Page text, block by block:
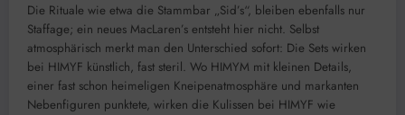
Die Rituale wie etwa die Stammbar „Sid’s“, bleiben ebenfalls nur
Staffage; ein neues MacLaren’s entsteht hier nicht. Selbst
atmosphärisch merkt man den Unterschied sofort: Die Sets wirken
bei HIMYF künstlich, fast steril. Wo HIMYM mit kleinen Details,
einer fast schon heimeligen Kneipenatmosphäre und markanten
Nebenfiguren punktete, wirken die Kulissen bei HIMYF wie